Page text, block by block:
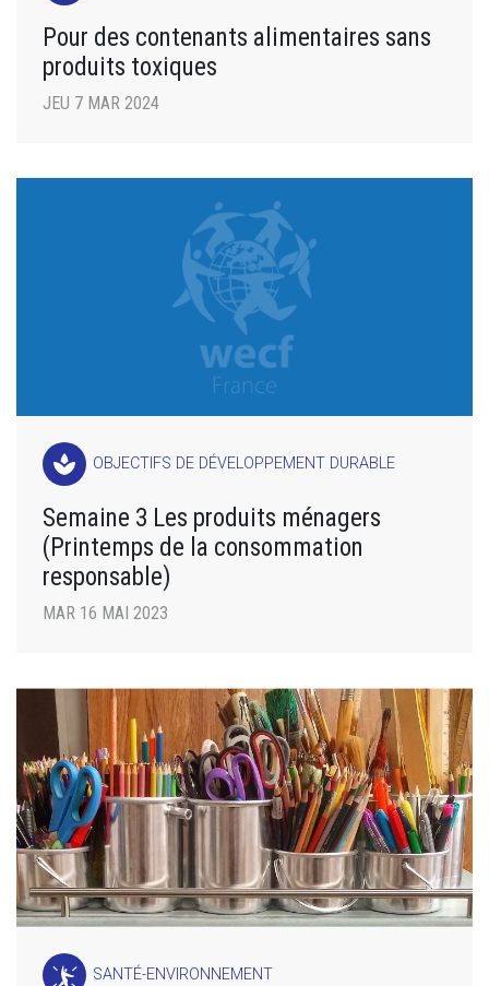
Pour des contenants alimentaires sans
produits toxiques
JEU 7 MAR 2024
spa OBJECTIFS DE DÉVELOPPEMENT DURABLE
Semaine 3 Les produits ménagers
(Printemps de la consommation
responsable)
MAR 16 MAI 2023
SANTÉ-ENVIRONNEMENT